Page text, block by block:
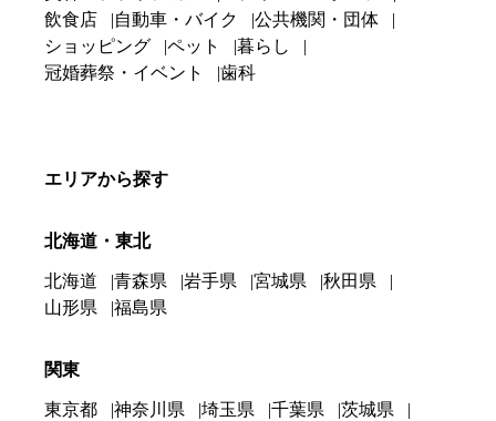
飲食店
自動車・バイク
公共機関・団体
ショッピング
ペット
暮らし
冠婚葬祭・イベント
歯科
エリアから探す
北海道・東北
北海道 青森県 岩手県 宮城県
秋田県
山形県
福島県
関東
東京都 神奈川県 埼玉県 千葉県
茨城県